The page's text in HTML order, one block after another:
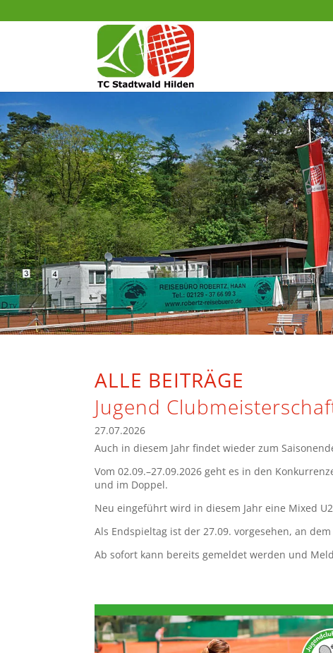
ALLE BEITRÄGE
Jugend
27.07.2026
Auch in diesem Jahr findet wieder zum
Vom 02.09.–27.09.2026 geht es in den
und im Doppel.
Neu eingeführt wird in diesem Jahr eine Mixed
Als Endspieltag ist der 27.09. vorgesehen, an
Ab sofort kann bereits gemeldet werden und